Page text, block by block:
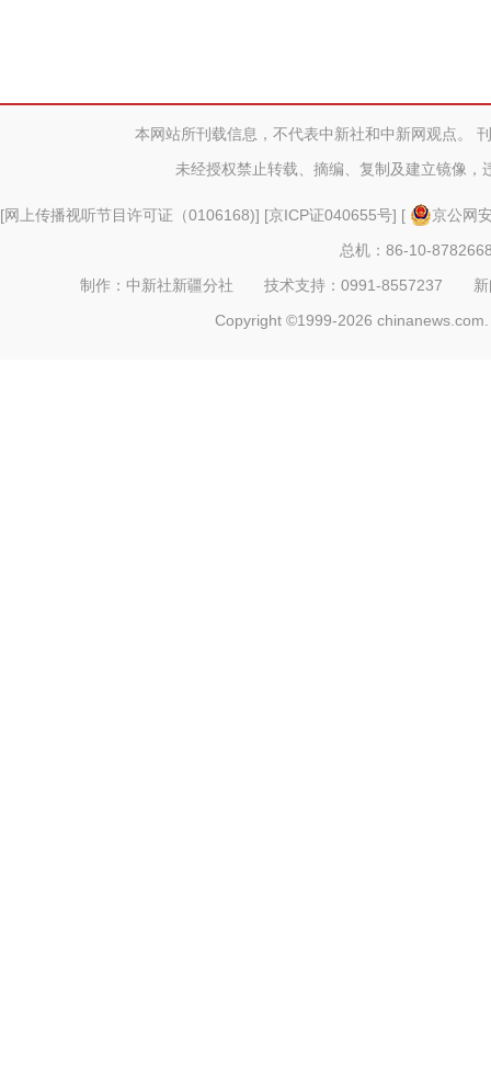
本网站所刊载信息，不代表中新社和中新网观点。
未经授权禁止转载、摘编、复制及建立镜像，
[网上传播视听节目许可证（0106168)] [京ICP证040655号] [
京公网
总机：86-10-
制作：中新社新疆分社 技术支持：0991-8557237
Copyright ©1999-2026